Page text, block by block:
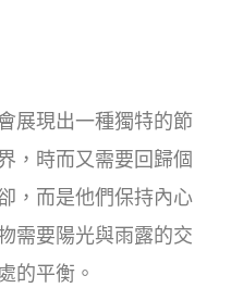
展現出一種獨特的節
，時而又需要回歸個
，而是他們保持內心
需要陽光與雨露的交
的平衡。